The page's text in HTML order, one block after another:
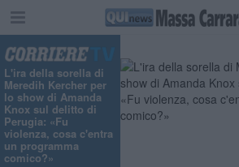
L'ira della sorella di
Meredih Kercher per
lo show di Amanda
Knox sul delitto di
Perugia: «Fu
violenza, cosa c'entra
un programma
comico?»